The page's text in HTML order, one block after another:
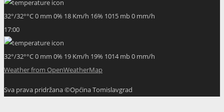
32°/32°°C0 mm 0% 18 Km/h 16% 1015 mb0 mm/h
17:00
32°/32°°C0 mm 0% 19 Km/h 19% 1014 mb0 mm/h
Weather from OpenWeatherMap
Sva prava pridržana ©Općina Tomislavgrad